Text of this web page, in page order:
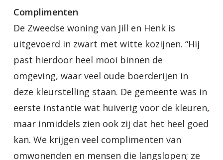
Complimenten
De Zweedse woning van Jill en Henk is
uitgevoerd in zwart met witte kozijnen. “Hij
past hierdoor heel mooi binnen de
omgeving, waar veel oude boerderijen in
deze kleurstelling staan. De gemeente was in
eerste instantie wat huiverig voor de kleuren,
maar inmiddels zien ook zij dat het heel goed
kan. We krijgen veel complimenten van
omwonenden en mensen die langslopen; ze